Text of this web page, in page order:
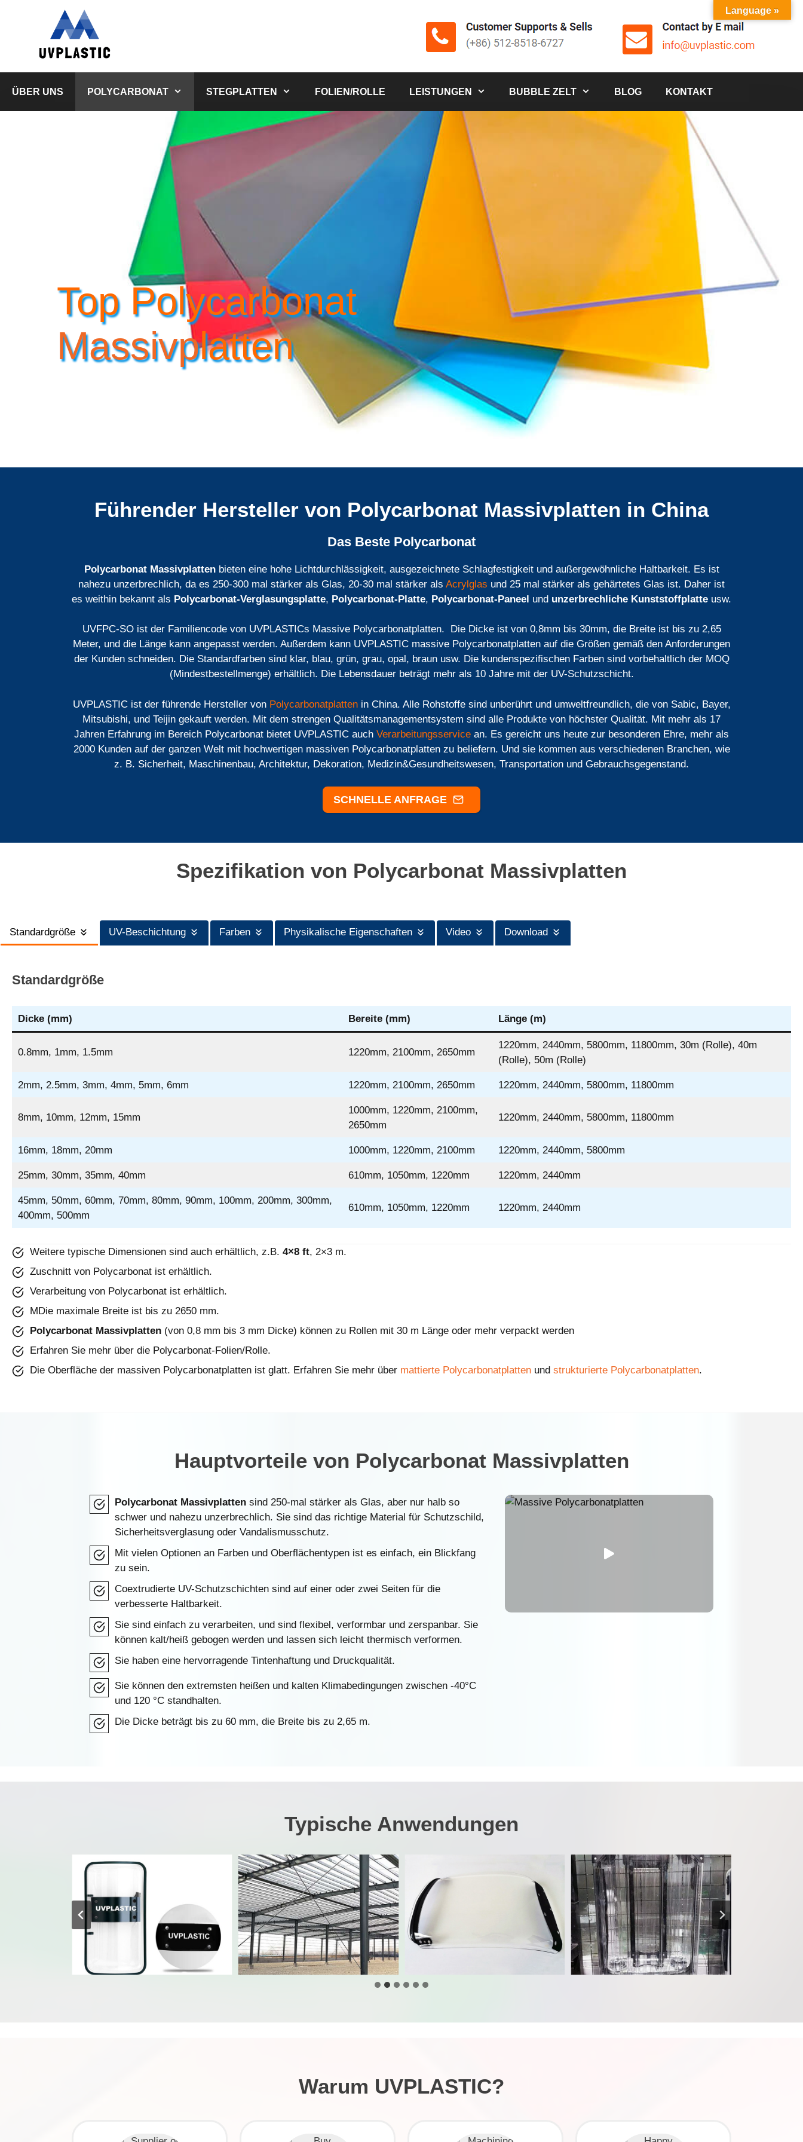
ÜBER UNS POLYCARBONAT STEGPLATTEN FOLIEN/ROLLE LEISTUNGEN BUBBLE ZELT BLOG KONTAKT
Top Polycarbonat
MassivpLatten
Führender Hersteller von Polycarbonat Massivplatten in China
Das Beste Polycarbonat
Polycarbonat Massivplattenbieten eine hohe Lichtdurchlässigkeit, ausgezeichnete Schlagfestigkeit und außergewöhnliche Haltbarkeit. Es ist
nahezu unzerbrechlich, da es 250-300 mal stärker als Glas, 20-30 mal stärker als Acrylglas und 25 mal stärker als gehärtetes Glas ist. Daher ist
es weithin bekannt als Polycarbonat-Verglasungsplatte, Polycarbonat-Platte, Polycarbonat-Paneel und unzerbrechliche Kunststoffplatte usw.
UVFPC-SO ist der Familiencode von UVPLASTICs Massive Polycarbonatplatten. Die Dicke ist von 0,8mm bis 30mm, die Breite ist bis zu 2,65
Meter, und die Länge kann angepasst werden. Außerdem kann UVPLASTIC massive Polycarbonatplatten auf die Größen gemäß den Anforderungen
der Kunden schneiden. Die Standardfarben sind klar, blau, grün, grau, opal, braun usw. Die kundenspezifischen Farben sind vorbehaltlich der MOQ
(Mindestbestellmenge) erhältlich. Die Lebensdauer beträgt mehr als 10 Jahre mit der UV-Schutzschicht.
UVPLASTIC ist der führende Hersteller von Polycarbonatplattenin China. Alle Rohstoffe sind unberührt und umweltfreundlich, die von Sabic, Bayer,
Mitsubishi, und Teijin gekauft werden. Mit dem strengen Qualitätsmanagementsystem sind alle Produkte von höchster Qualität. Mit mehr als 17
Jahren Erfahrung im Bereich Polycarbonat bietet UVPLASTIC auch Verarbeitungsservice an. Es gereicht uns heute zur besonderen Ehre, mehr als
2000 Kunden auf der ganzen Welt mit hochwertigen massiven Polycarbonatplatten zu beliefern. Und sie kommen aus verschiedenen Branchen, wie
z. B. Sicherheit, Maschinenbau, Architektur, Dekoration, Medizin&Gesundheitswesen, Transportation und Gebrauchsgegenstand.
SCHNELLE ANFRAGE
Spezifikation von Polycarbonat Massivplatten
Standardgröße UV-Beschichtung Farben Physikalische Eigenschaften Video Download
Standardgröße
Dicke (mm) Bereite (mm) Länge (m)
0.8mm, 1mm, 1.5mm 1220mm, 2100mm, 2650mm
1220mm, 2440mm, 5800mm, 11800mm, 30m (Rolle), 40m
(Rolle), 50m (Rolle)
2mm, 2.5mm, 3mm, 4mm, 5mm, 6mm 1220mm, 2100mm, 2650mm 1220mm, 2440mm, 5800mm, 11800mm
8mm, 10mm, 12mm, 15mm
1000mm, 1220mm, 2100mm,
2650mm
1220mm, 2440mm, 5800mm, 11800mm
16mm, 18mm, 20mm 1000mm, 1220mm, 2100mm 1220mm, 2440mm, 5800mm
25mm, 30mm, 35mm, 40mm 610mm, 1050mm, 1220mm 1220mm, 2440mm
45mm, 50mm, 60mm, 70mm, 80mm, 90mm, 100mm, 200mm, 300mm,
400mm, 500mm
610mm, 1050mm, 1220mm 1220mm, 2440mm
Weitere typische Dimensionen sind auch erhältlich, z.B. 4×8 ft, 2×3 m.
Zuschnitt von Polycarbonat ist erhältlich.
Verarbeitung von Polycarbonat ist erhältlich.
MDie maximale Breite ist bis zu 2650 mm.
Polycarbonat Massivplatten (von 0,8 mm bis 3 mm Dicke) können zu Rollen mit 30 m Länge oder mehr verpackt werden
Erfahren Sie mehr über die Polycarbonat-Folien/Rolle.
Die Oberfläche der massiven Polycarbonatplatten ist glatt. Erfahren Sie mehr über mattierte Polycarbonatplatten und strukturierte Polycarbonatplatten.
Hauptvorteile von Polycarbonat Massivplatten
Polycarbonat Massivplatten sind 250-mal stärker als Glas, aber nur halb so
schwer und nahezu unzerbrechlich. Sie sind das richtige Material für Schutzschild,
Sicherheitsverglasung oder Vandalismusschutz.
Mit vielen Optionen an Farben und Oberflächentypen ist es einfach, ein Blickfang
zu sein.
Coextrudierte UV-Schutzschichten sind auf einer oder zwei Seiten für die
verbesserte Haltbarkeit.
Sie sind einfach zu verarbeiten, und sind flexibel, verformbar und zerspanbar. Sie
können kalt/heiß gebogen werden und lassen sich leicht thermisch verformen.
Sie haben eine hervorragende Tintenhaftung und Druckqualität.
Sie können den extremsten heißen und kalten Klimabedingungen zwischen -40°C
und 120 °C standhalten.
Die Dicke beträgt bis zu 60 mm, die Breite bis zu 2,65 m.
Typische Anwendungen
Warum UVPLASTIC?
Language »